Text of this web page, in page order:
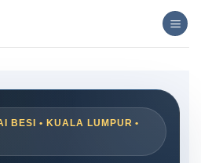
BESI • KUALA LUMPUR •